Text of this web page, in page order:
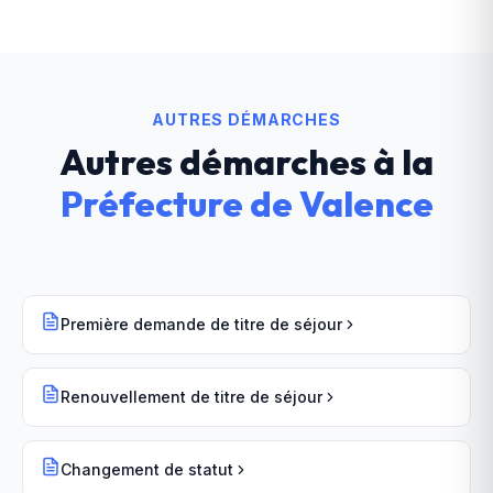
AUTRES DÉMARCHES
Autres démarches à la
Préfecture deValence
Première demande de titre de séjour
Renouvellement de titre de séjour
Changement de statut